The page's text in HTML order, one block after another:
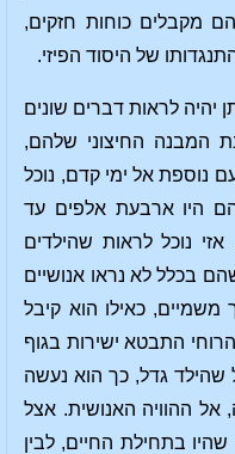
מקבלים כוחות חזקים,
של היסוד הפיזי.
יהיה לראות דברים שונים
המבנה החיצוני שלהם,
נוספת אל ימי קדם, נוכל
היו ארבעת אלפים עד
נוכל לראות שהילדים
בכלל לא נראו אנושיים
כאילו הוא קיבל
התבטא ישירות בגוף
שהילד גדל, כך הוא נעשה
אל ההוויה האנושית. אצל
שהיו בתחילת החיים, לבין